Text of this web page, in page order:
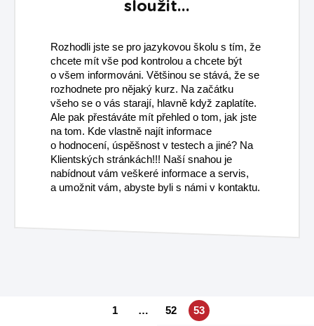
sloužit...
Rozhodli jste se pro jazykovou školu s tím, že
chcete mít vše pod kontrolou a chcete být
o všem informováni. Většinou se stává, že se
rozhodnete pro nějaký kurz. Na začátku
všeho se o vás starají, hlavně když zaplatíte.
Ale pak přestáváte mít přehled o tom, jak jste
na tom. Kde vlastně najít informace
o hodnocení, úspěšnost v testech a jiné? Na
Klientských stránkách!!! Naší snahou je
nabídnout vám veškeré informace a servis,
a umožnit vám, abyste byli s námi v kontaktu.
1 … 52 53